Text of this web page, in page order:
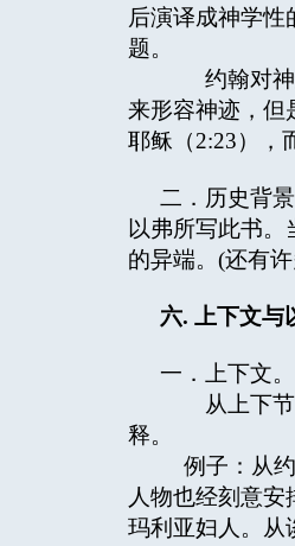
后演译成神学性
题。
约翰对神迹
来形容神迹，但
耶稣（2:23）
二．历史背
以弗所写此书
的异端。(还有
六. 上下文
一．上下文。
从上下节
释。
例子：从约
人物也经刻意
玛利亚妇人。从